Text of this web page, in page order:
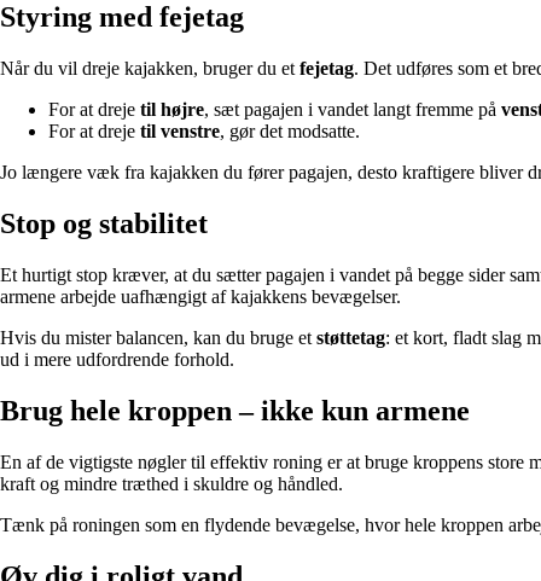
Styring med fejetag
Når du vil dreje kajakken, bruger du et fejetag. Det udføres som et
For at dreje til højre, sæt pagajen i vandet langt fremme på
For at dreje til venstre, gør det modsatte.
Jo længere væk fra kajakken du fører pagajen, desto kraftigere bliver
Stop og stabilitet
Et hurtigt stop kræver, at du sætter pagajen i vandet på begge sider
armene arbejde uafhængigt af kajakkens bevægelser.
Hvis du mister balancen, kan du bruge et støttetag: et kort, fladt slag
ud i mere udfordrende forhold.
Brug hele kroppen – ikke kun armene
En af de vigtigste nøgler til effektiv roning er at bruge kroppens store
kraft og mindre træthed i skuldre og håndled.
Tænk på roningen som en flydende bevægelse, hvor hele kroppen